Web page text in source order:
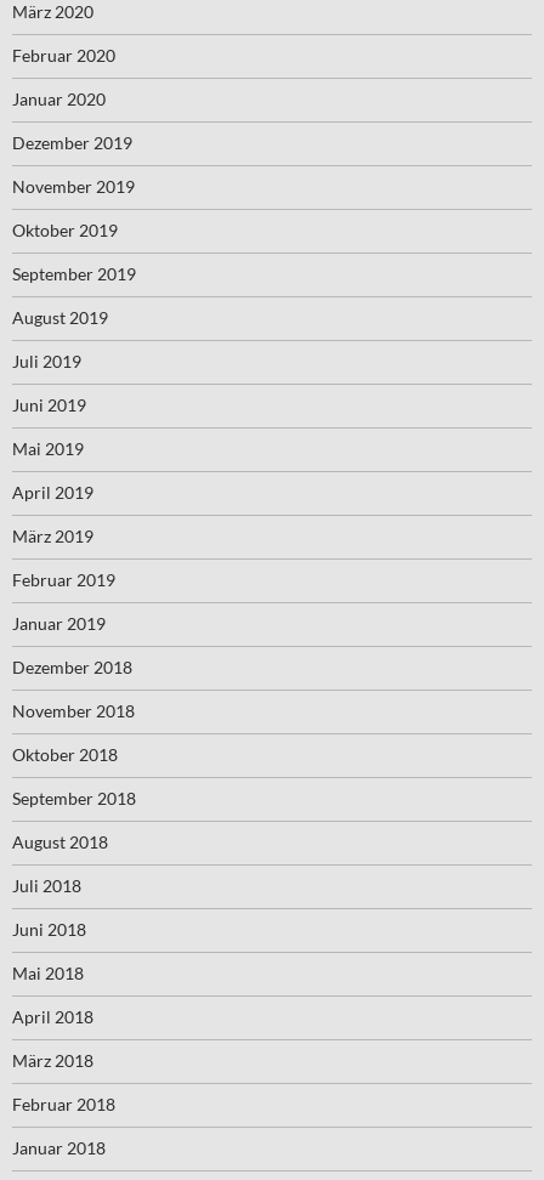
März 2020
Februar 2020
Januar 2020
Dezember 2019
November 2019
Oktober 2019
September 2019
August 2019
Juli 2019
Juni 2019
Mai 2019
April 2019
März 2019
Februar 2019
Januar 2019
Dezember 2018
November 2018
Oktober 2018
September 2018
August 2018
Juli 2018
Juni 2018
Mai 2018
April 2018
März 2018
Februar 2018
Januar 2018